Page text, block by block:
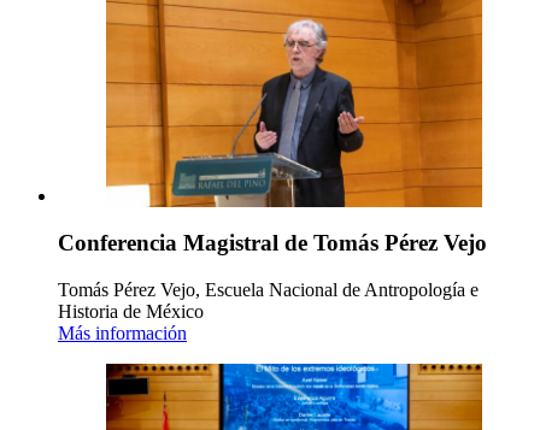
Conferencia Magistral de Tomás Pérez Vejo
Tomás Pérez Vejo, Escuela Nacional de Antropología e
Historia de México
Más información